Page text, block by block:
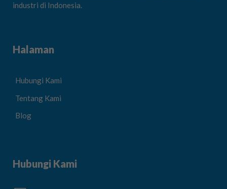
industri di Indonesia.
Halaman
Hubungi Kami
Tentang Kami
Blog
Hubungi Kami